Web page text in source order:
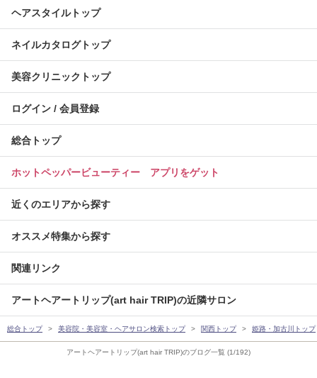
アートヘアートリップ(art hair TRIP)のブログ一覧 (1/192)
ヘアスタイルトップ
ネイルカタログトップ
美容クリニックトップ
ログイン / 会員登録
総合トップ
ホットペッパービューティー アプリをゲット
近くのエリアから探す
オススメ特集から探す
関連リンク
アートヘアートリップ(art hair TRIP)の近隣サロン
総合トップ 美容院・美容室・ヘアサロン検索トップ 関西トップ 姫路・加古川トップ